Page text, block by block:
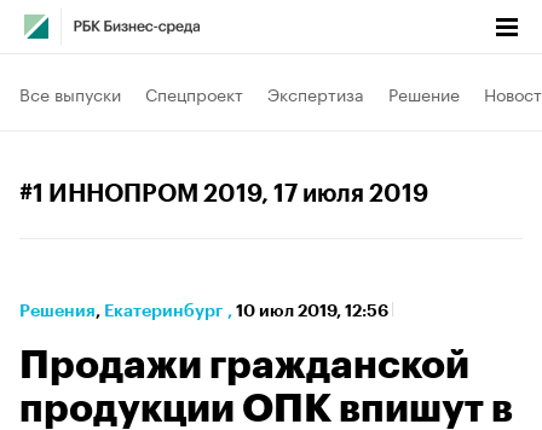
Все выпуски Спецпроект Экспертиза Решение
#1 ИННОПРОМ 2019, 17 июля 2019
Решения⁠, Екатеринбург , 10 июл 2019, 12:56
Продажи гражданской
продукции ОПК впишут в